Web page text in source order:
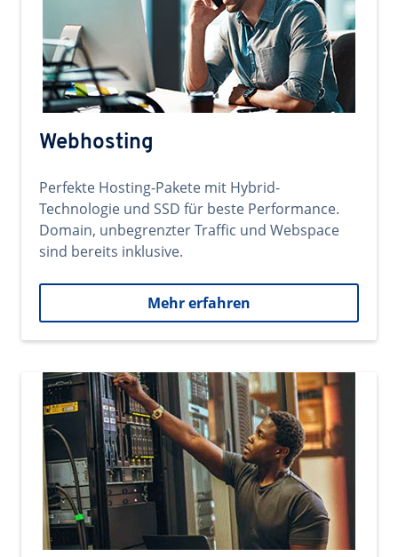
Webhosting
Perfekte Hosting-Pakete mit Hybrid-
Technologie und SSD für beste Performance.
Domain, unbegrenzter Traffic und Webspace
sind bereits inklusive.
Mehr erfahren